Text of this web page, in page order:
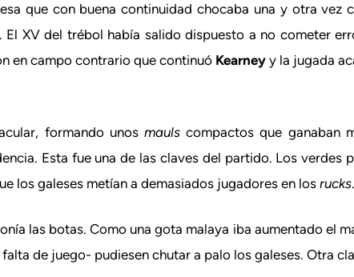
que con buena continuidad chocaba una y otra vez
XV del trébol había salido dispuesto a no cometer
en campo contrario que continuó Kearney y la jugada
formando unos maulscompactos que ganaban
Esta fue una de las claves del partido. Los verdes
los galeses metían a demasiados jugadores en los rucks.
las botas. Como una gota malaya iba aumentado el
de juego- pudiesen chutar a palo los galeses. Otra